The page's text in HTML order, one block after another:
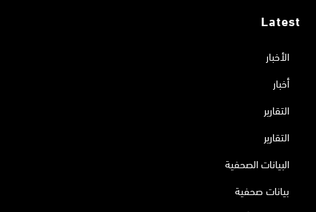
Latest
الأخبار
أخبار
التقارير
التقارير
البيانات الصحفية
بيانات صحفية